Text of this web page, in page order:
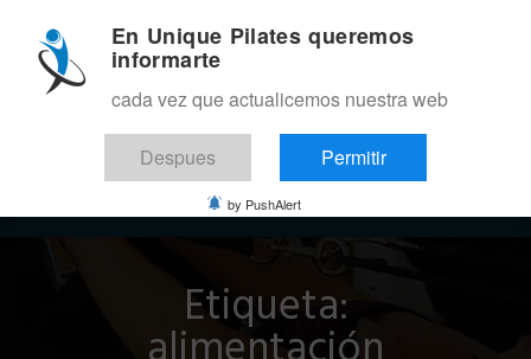
Etiqueta:
En Unique Pilates queremos
informarte
cada vez que actualicemos nuestra web
Despues Permitir
by PushAlert